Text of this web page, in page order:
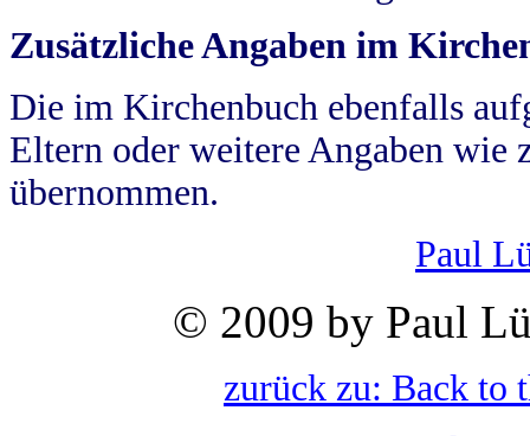
Zusätzliche Angaben im
Die im Kirchenbuch ebenfalls
Eltern oder weitere Angaben wie
übernommen.
Paul
© 2009 by Paul
zurück zu: Back to